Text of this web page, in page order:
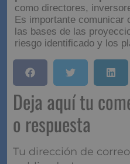
Paso 9:
Partes
Finalmente, las
presentadas a las partes
como directores,
Es importante comunicar
las bases de las
riesgo identificado y los